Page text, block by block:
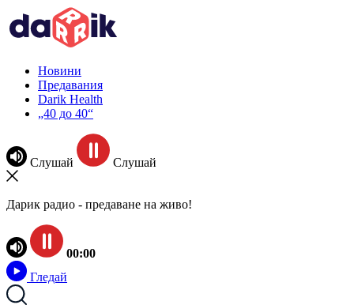
Новини
Предавания
Darik Health
„40 до 40“
Слушай Слушай
Дарик радио - предаване на живо!
00:00
Гледай